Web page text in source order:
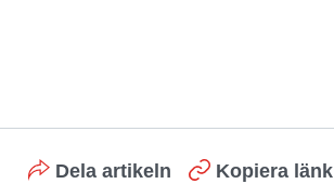
Dela artikeln Kopiera länk